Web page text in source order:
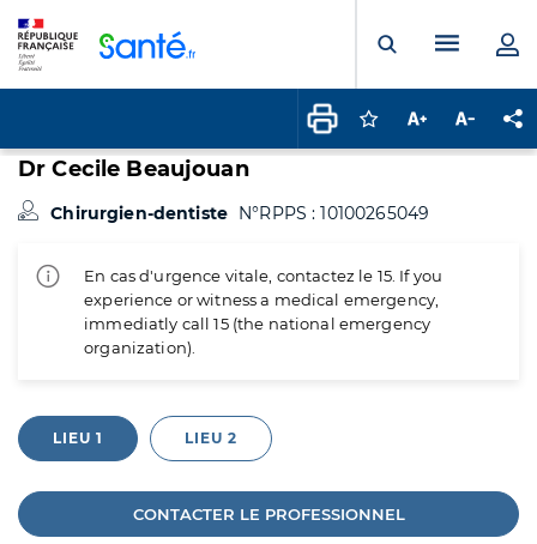
Ouvrir laMenu
Connectez-vous
Augmenter la
Dr Cecile Beaujouan
Chirurgien-dentiste N°RPPS : 10100265049
En cas d'urgence vitale, contactez le 15. If you
experience or witness a medical emergency,
immediatly call 15 (the national emergency
organization).
LIEU 1 LIEU 2
CONTACTER LE PROFESSIONNEL